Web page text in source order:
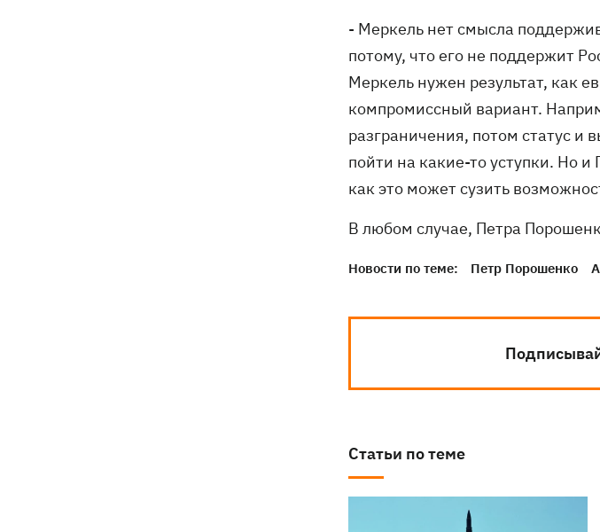
- Меркель нет смысла
потому, что его не поддержит
Меркель нужен результат, как
компромиссный вариант.
разграничения, потом статус и
пойти на какие-то уступки. Но
как это может сузить
В любом случае, Петра
Новости по теме: Петр Порошенко
Статьи по теме